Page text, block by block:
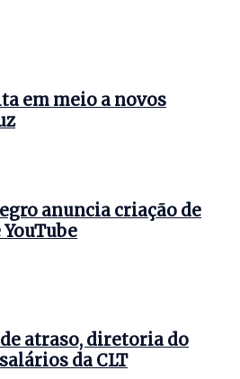
em meio a novos
anuncia criação de
atraso, diretoria do
da CLT